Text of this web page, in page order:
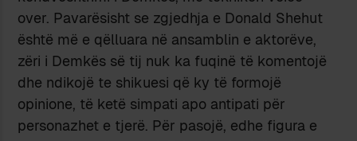
over. Pavarësisht se zgjedhja e Donald Shehut
është më e qëlluara në ansamblin e aktorëve,
zëri i Demkës së tij nuk ka fuqinë të komentojë
dhe ndikojë te shikuesi që ky të formojë
opinione, të ketë simpati apo antipati për
personazhet e tjerë. Për pasojë, edhe figura e